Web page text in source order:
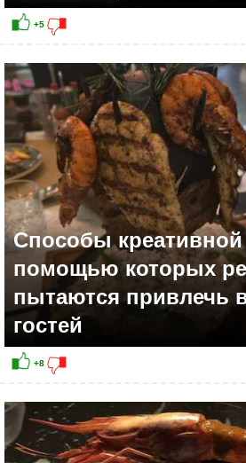
+4
Способы креативной
помощью которых
пытаются привлечь
гостей